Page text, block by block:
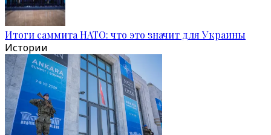
Итоги саммита НАТО: что это значит для Украины
Истории